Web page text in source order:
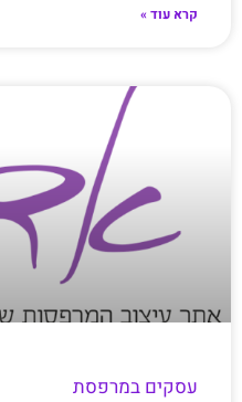
קרא עוד »
עסקים במרפסת